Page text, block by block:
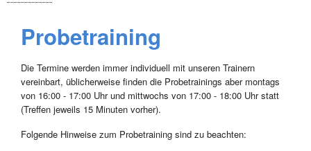
Probetraining
Die Termine werden immer individuell mit unseren Trainern
vereinbart, üblicherweise finden die Probetrainings aber montags
von 16:00 - 17:00 Uhr und mittwochs von 17:00 - 18:00 Uhr statt
(Treffen jeweils 15 Minuten vorher).
Folgende Hinweise zum Probetraining sind zu beachten: